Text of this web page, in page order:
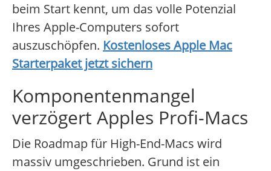
beim Start kennt, um das volle Potenzial
Ihres Apple-Computers sofort
auszuschöpfen. Kostenloses Apple Mac
Starterpaket jetzt sichern
Komponentenmangel
verzögert Apples Profi-Macs
Die Roadmap für High-End-Macs wird
massiv umgeschrieben. Grund ist ein